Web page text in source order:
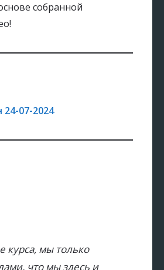
собранной
07-2024
курса, мы только
что мы здесь и